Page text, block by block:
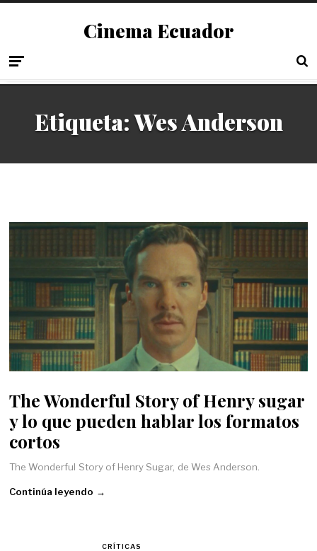
Cinema Ecuador
Etiqueta:Wes Anderson
The Wonderful Story of Henry sugar
y lo que pueden hablar los formatos
cortos
The Wonderful Story of Henry Sugar, de Wes Anderson.
Continúa leyendo →
CRÍTICAS